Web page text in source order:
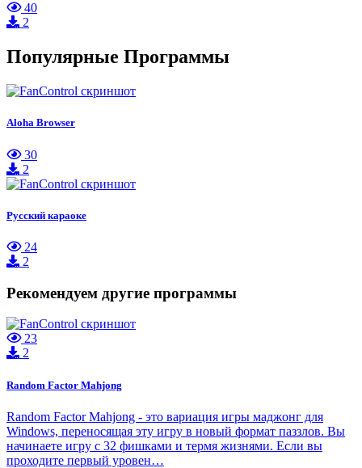
40
2
Популярные Программы
Aloha Browser
30
2
Русский караоке
24
2
Рекомендуем другие программы
23
2
Random Factor Mahjong
Random Factor Mahjong - это вариация игры маджонг для
Windows, переносящая эту игру в новый формат паззлов. Вы
начинаете игру с 32 фишками и термя жизнями. Если вы
проходите первый уровен…